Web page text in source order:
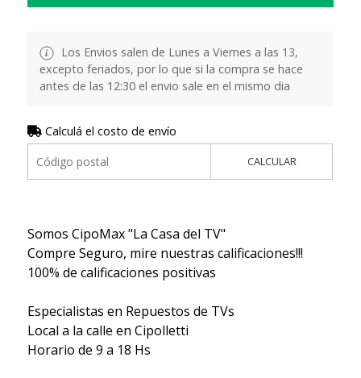
Los Envios salen de Lunes a Viernes a las 13,
excepto feriados, por lo que si la compra se hace
antes de las 12:30 el envio sale en el mismo dia
Calculá el costo de envío
CALCULAR
Somos CipoMax "La Casa del TV"
Compre Seguro, mire nuestras calificaciones!!!
100% de calificaciones positivas
Especialistas en Repuestos de TVs
Local a la calle en Cipolletti
Horario de 9 a 18 Hs